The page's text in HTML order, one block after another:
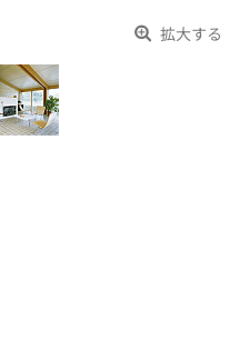
拡大する